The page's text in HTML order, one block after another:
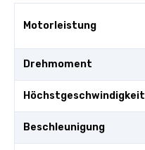
Motorleistung
Drehmoment
Höchstgeschwindigkeit
Beschleunigung